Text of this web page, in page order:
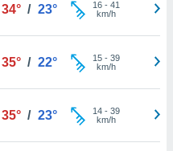
34° / 23° 16- 41
km/h
35° / 22° 15- 39
km/h
35° / 23° 14- 39
km/h